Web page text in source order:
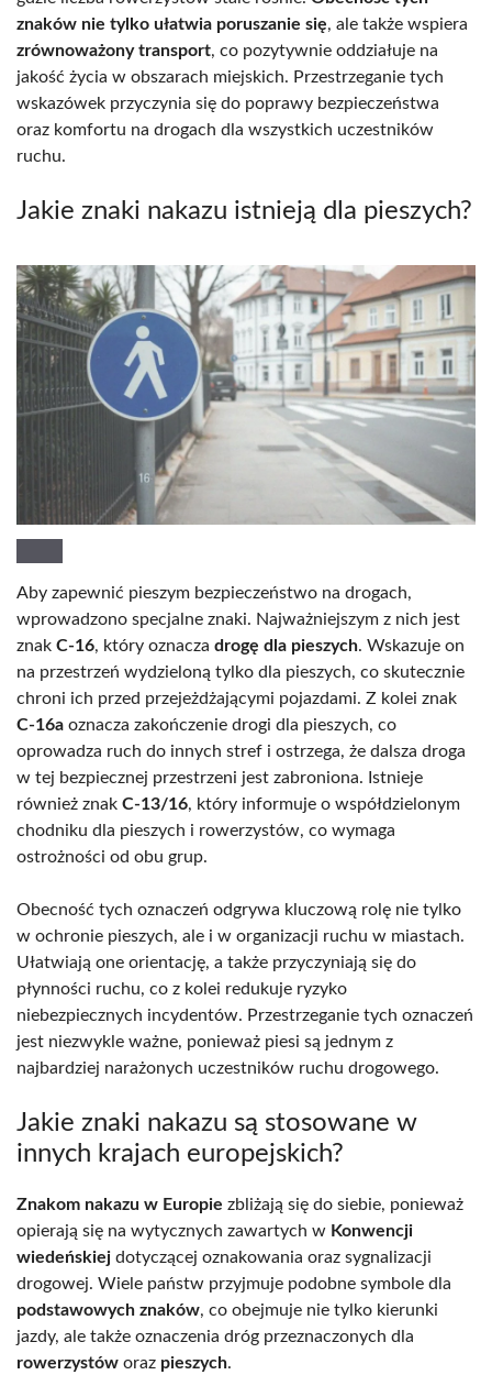
znaków nie tylko ułatwia poruszanie się, ale także wspiera
zrównoważony transport, co pozytywnie oddziałuje na
jakość życia w obszarach miejskich. Przestrzeganie tych
wskazówek przyczynia się do poprawy bezpieczeństwa
oraz komfortu na drogach dla wszystkich uczestników
ruchu.
Jakie znaki nakazu istnieją dla pieszych?
Aby zapewnić pieszym bezpieczeństwo na drogach,
wprowadzono specjalne znaki. Najważniejszym z nich jest
znak C-16, który oznacza drogę dla pieszych. Wskazuje on
na przestrzeń wydzieloną tylko dla pieszych, co skutecznie
chroni ich przed przejeżdżającymi pojazdami. Z kolei znak
C-16a oznacza zakończenie drogi dla pieszych, co
oprowadza ruch do innych stref i ostrzega, że dalsza droga
w tej bezpiecznej przestrzeni jest zabroniona. Istnieje
również znak C-13/16, który informuje o współdzielonym
chodniku dla pieszych i rowerzystów, co wymaga
ostrożności od obu grup.
Obecność tych oznaczeń odgrywa kluczową rolę nie tylko
w ochronie pieszych, ale i w organizacji ruchu w miastach.
Ułatwiają one orientację, a także przyczyniają się do
płynności ruchu, co z kolei redukuje ryzyko
niebezpiecznych incydentów. Przestrzeganie tych oznaczeń
jest niezwykle ważne, ponieważ piesi są jednym z
najbardziej narażonych uczestników ruchu drogowego.
Jakie znaki nakazu są stosowane w
innych krajach europejskich?
Znakom nakazu w Europie zbliżają się do siebie, ponieważ
opierają się na wytycznych zawartych w Konwencji
wiedeńskiej dotyczącej oznakowania oraz sygnalizacji
drogowej. Wiele państw przyjmuje podobne symbole dla
podstawowych znaków, co obejmuje nie tylko kierunki
jazdy, ale także oznaczenia dróg przeznaczonych dla
rowerzystów oraz pieszych.